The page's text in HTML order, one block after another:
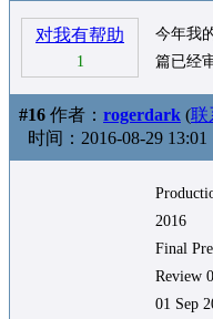
对我有帮助
1
今年我
篇已经
#16 作者： rogerdark (联
时间：2016-08-29 13:01
2016
Final
Review
01 Sep